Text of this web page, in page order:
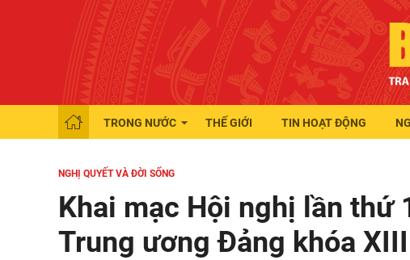
TRONG NƯỚC THẾ GIỚI TIN HOẠT ĐỘNG
NGHỊ QUYẾT VÀ ĐỜI SỐNG
Khai mạc Hội nghị lần thứ
Trung ương Đảng khóa XIII